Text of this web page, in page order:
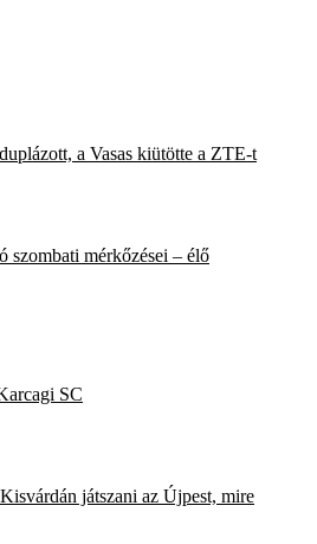
a Vasas kiütötte a ZTE-t
mérkőzései – élő
SC
játszani az Újpest, mire